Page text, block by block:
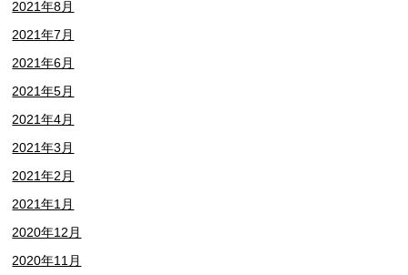
2021年8月
2021年7月
2021年6月
2021年5月
2021年4月
2021年3月
2021年2月
2021年1月
2020年12月
2020年11月